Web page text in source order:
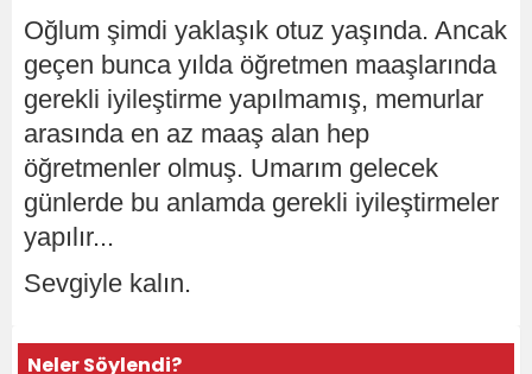
Oğlum şimdi yaklaşık otuz yaşında. Ancak
geçen bunca yılda öğretmen maaşlarında
gerekli iyileştirme yapılmamış, memurlar
arasında en az maaş alan hep
öğretmenler olmuş. Umarım gelecek
günlerde bu anlamda gerekli iyileştirmeler
yapılır...
Sevgiyle kalın.
Neler Söylendi?